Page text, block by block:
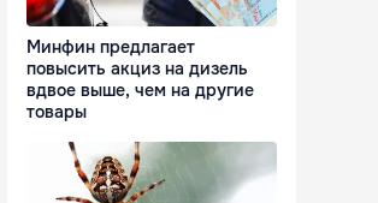
Минфин предлагает
повысить акциз на дизель
вдвое выше, чем на другие
товары